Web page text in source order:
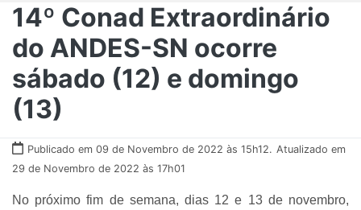
14º Conad Extraordinário
do ANDES-SN ocorre
sábado (12) e domingo
(13)
Publicado em 09 de Novembro de 2022 às 15h12. Atualizado em
29 de Novembro de 2022 às 17h01
No próximo fim de semana, dias 12 e 13 de novembro,